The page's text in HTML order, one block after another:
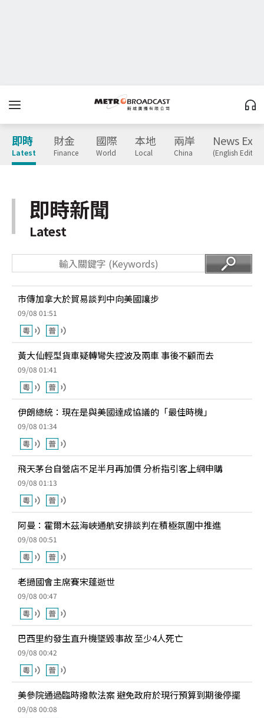
即時
Latest
財金
Finance
國際
World
本地
Local
兩岸
China
News
(English
即時新聞
Latest
市傳加拿大於貿易談判中向美國讓步
09/08 01:51
黃大仙輕型貨車疑轉彎失控波及兩車 事後不顧而去
09/08 01:41
伊朗總統：現在是與美國達成協議的「最佳時機」
09/08 01:34
飛天茅台自營店不足半月再加價 分析指引客上網申購
09/08 01:13
阿曼：霍爾木茲海峽通航安排談判在積極氛圍中推進
09/08 00:51
老撾國會主席賽宋蓬逝世
09/08 00:47
巴西里約發生直升機墜毀事故 至少4人死亡
09/08 00:42
美參院通過臨時撥款法案 避免政府於現行預算到期後停擺
09/08 00:08